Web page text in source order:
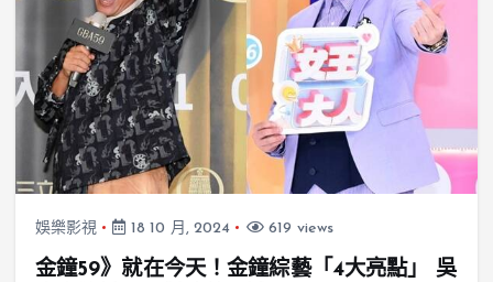
娛樂影視 18 10 月, 2024 619 views
金鐘59》就在今天！金鐘綜藝「4大亮點」 吳